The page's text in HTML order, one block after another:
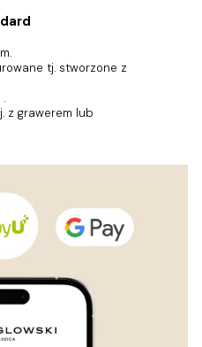
tj. stworzone z
z grawerem lub